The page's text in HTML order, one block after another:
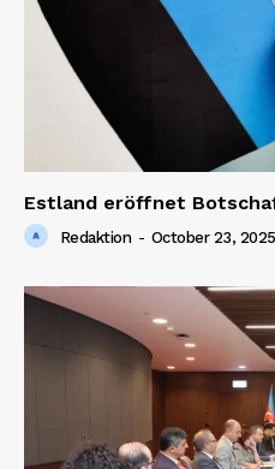
Estland eröffnet
Redaktion - October 23, 2025